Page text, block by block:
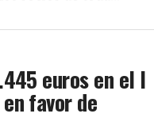
euros en el I
favor de